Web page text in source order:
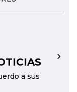
a sus
→